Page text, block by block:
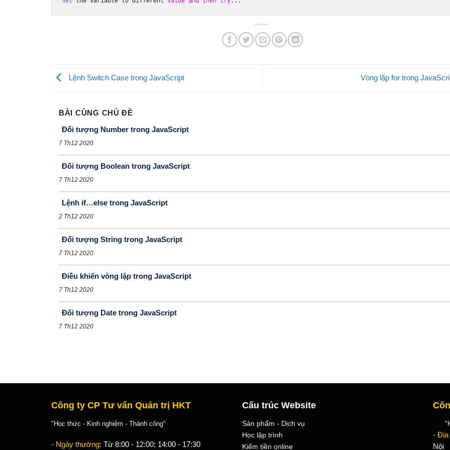
Lệnh Switch Case trong JavaScript Vòng lặp for trong
BÀI CÙNG CHỦ ĐỀ
Đối tượng Number trong JavaScript
7 Th12 2020
Đối tượng Boolean trong JavaScript
7 Th12 2020
Lệnh if…else trong JavaScript
2 Th12 2020
Đối tượng String trong JavaScript
7 Th12 2020
Điều khiển vòng lặp trong JavaScript
7 Th12 2020
Đối tượng Date trong JavaScript
7 Th12 2020
Công ty CP Tư vấn Quản trị HKT
"Học thức - Kinh nghiệm - Thành công"
- Ngày thường: Từ 8:00 - 12:00; 14:00 - 17:30
Cấu trúc Website
Sản phẩm - Dịch vụ
Học lập trình
Kiếm tiền online
- Địa
Nội